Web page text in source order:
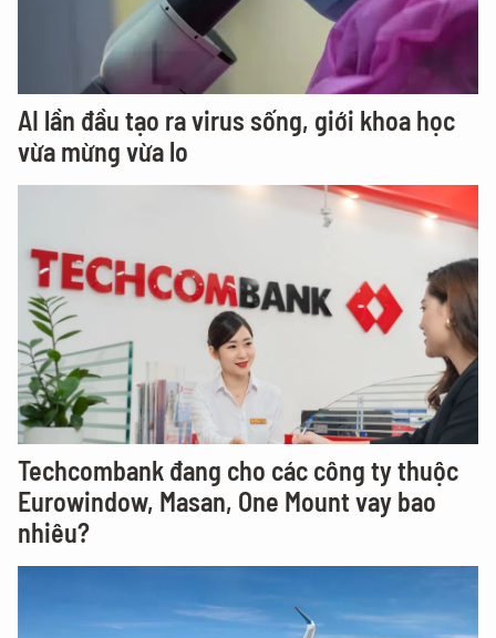
AI lần đầu tạo ra virus sống, giới khoa học
vừa mừng vừa lo
Techcombank đang cho các công ty thuộc
Eurowindow, Masan, One Mount vay bao
nhiêu?